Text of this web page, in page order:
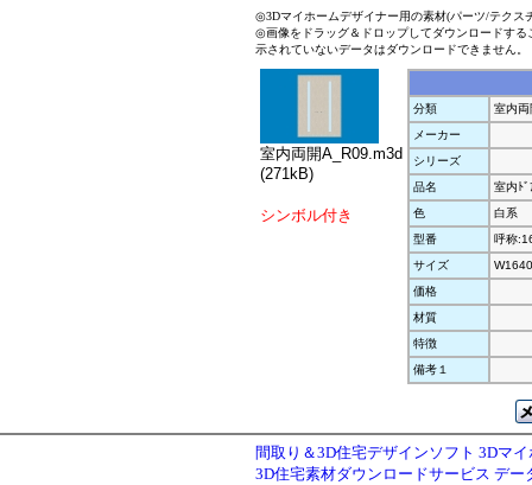
◎3Dマイホームデザイナー用の素材(パーツ/テクス
◎画像をドラッグ＆ドロップしてダウンロードす
示されていないデータはダウンロードできません。
室内両開A_R09.m3d
(271kB)
シンボル付き
分類
室内両
メーカー
シリーズ
品名
室内ﾄ
色
白系
型番
呼称
サイズ
価格
材質
特徴
備考１
間取り＆3D住宅デザインソフト 3Dマ
3D住宅素材ダウンロードサービス デー